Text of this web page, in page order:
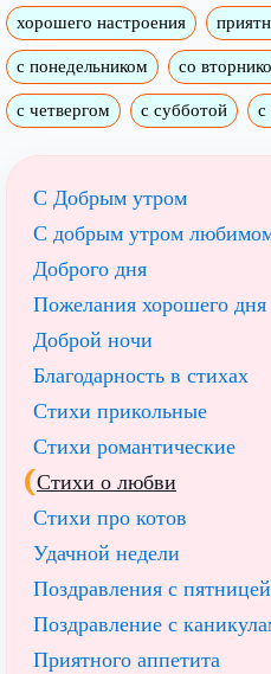
хорошего настроения
с понедельником со
с четвергом с субботой с
С Добрым утром
C добрым утром
Доброго дня
Пожелания хорошего дня
Доброй ночи
Благодарность в стихах
Стихи прикольные
Стихи романтические
Стихи о любви
Стихи про котов
Удачной недели
Поздравления с пятницей
Поздравление с
Приятного аппетита